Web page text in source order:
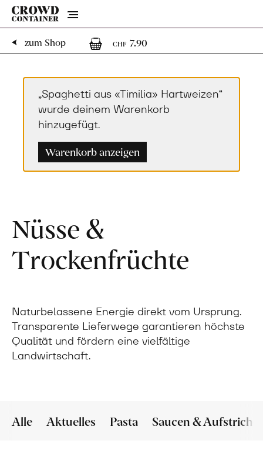
Menu
zum Shop
CHF 7.90
„Spaghetti aus «Timilia» Hartweizen“
wurde deinem Warenkorb
hinzugefügt.
Warenkorb anzeigen
Nüsse &
Trockenfrüchte
Naturbelassene Energie direkt vom Ursprung.
Transparente Lieferwege garantieren höchste
Qualität und fördern eine vielfältige
Landwirtschaft.
Alle Aktuelles Pasta Saucen & Aufstriche